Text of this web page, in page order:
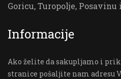
Goricu, Turopolje,
Informacije
Ako želite da sakupljamo i
stranice pošaljite nam adresu